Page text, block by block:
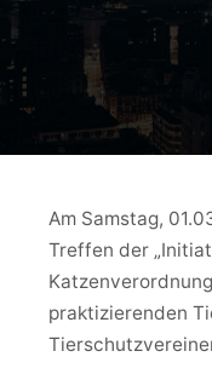
Am Samstag,
Treffen der
praktizierenden